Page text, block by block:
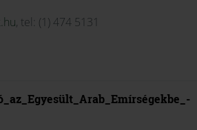
, tel: (1) 474 5131